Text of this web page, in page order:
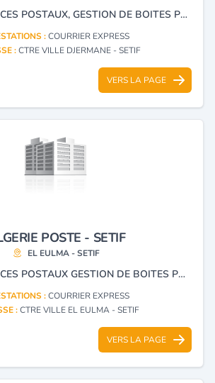
POSTE ET SERVICES POSTAUX, GESTION DE BOITES POSTALES ET COURRIER EXPRESS.
:COURRIER EXPRESS
:CTRE VILLE DJERMANE - SETIF
VERS LA PAGE
POSTE - SETIF
EL EULMA - SETIF
POSTE ET SERVICES POSTAUX GESTION DE BOITES POSTALES COURRIER EXPRESS.
:COURRIER EXPRESS
:CTRE VILLE EL EULMA - SETIF
VERS LA PAGE